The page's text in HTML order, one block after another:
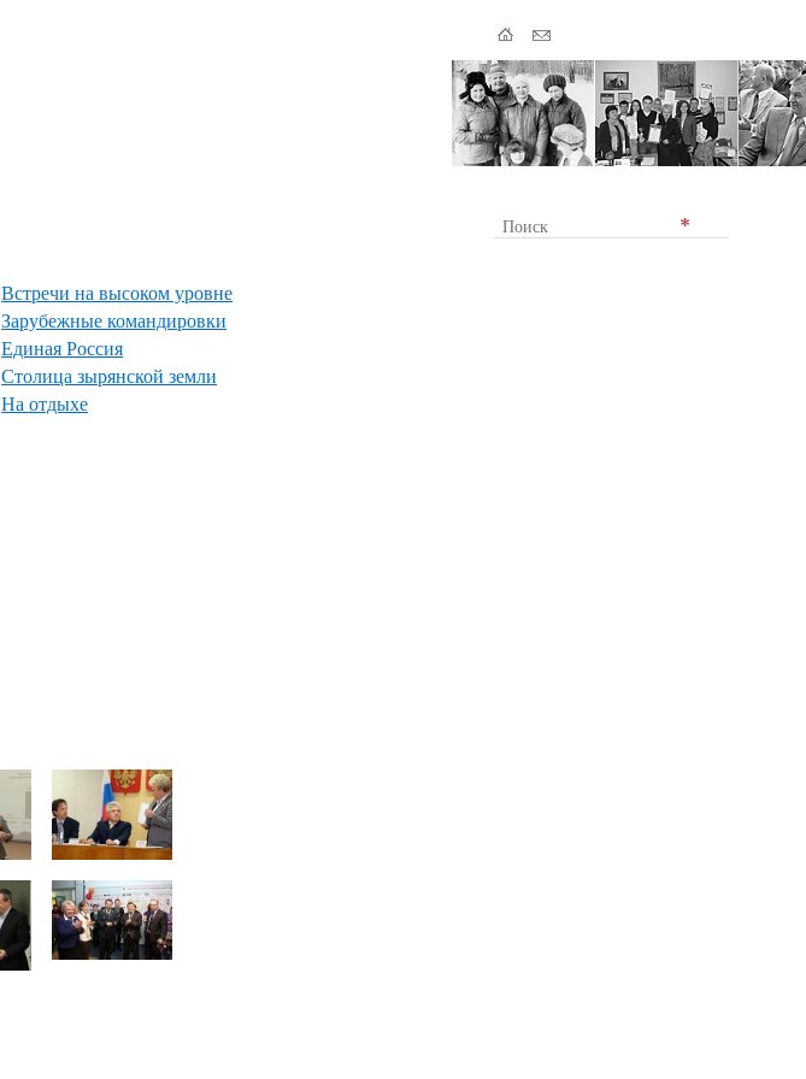
Встречи на высоком уровне
Зарубежные командировки
Единая Россия
Столица зырянской земли
На отдыхе